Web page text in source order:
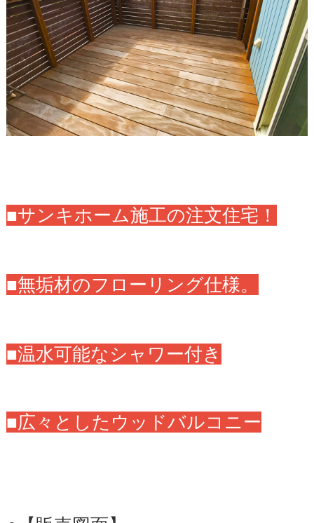
■サンキホーム施工の注文住宅！
■無垢材のフローリング仕様。
■温水可能なシャワー付き
■広々としたウッドバルコニー